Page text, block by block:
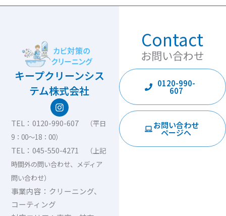
キープクリーンシス
テム株式会社
I
n
s
t
g
r
a
TEL：0120-990-607
（平日
9：00〜18：00）
TEL：045-550-4271
（上記
時間外の問い合わせ、メディア
問い合わせ）
事業内容：クリーニング、
コーティング
Contact
お問い合わせ
0120-990-
607
お問い合わせ
ページへ